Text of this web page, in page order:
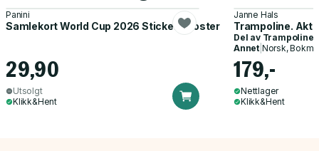
Panini
Samlekort World Cup 2026 Sticker Booster
29,90
Utsolgt
Klikk&Hent
Janne Hals
Trampoline.
Del av Trampoline
Annet| Norsk,
179,-
Nettlager
Klikk&Hent